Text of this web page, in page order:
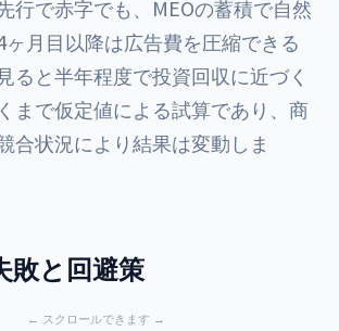
行で赤字でも、MEOの蓄積で自然
月目以降は広告費を圧縮できる
ると半年程度で投資回収に近づく
まで仮定値による試算であり、商
合状況により結果は変動しま
敗と回避策